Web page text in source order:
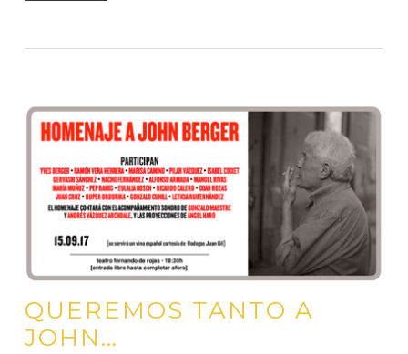
QUEREMOS TANTO A
JOHN…